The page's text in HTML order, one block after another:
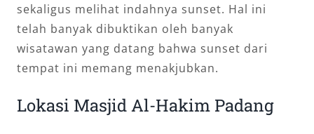
sekaligus melihat indahnya sunset. Hal ini
telah banyak dibuktikan oleh banyak
wisatawan yang datang bahwa sunset dari
tempat ini memang menakjubkan.
Lokasi Masjid Al-Hakim Padang